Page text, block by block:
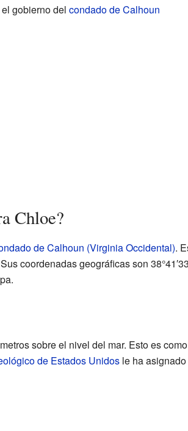
gobierno del condado de Calhoun
Chloe?
de Calhoun (Virginia Occidental).
coordenadas geográficas son
sobre el nivel del mar. Esto es
de Estados Unidosle ha asignado